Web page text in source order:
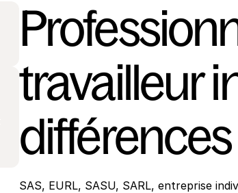
travailleur
différences
SAS, EURL, SASU, SARL, entreprise